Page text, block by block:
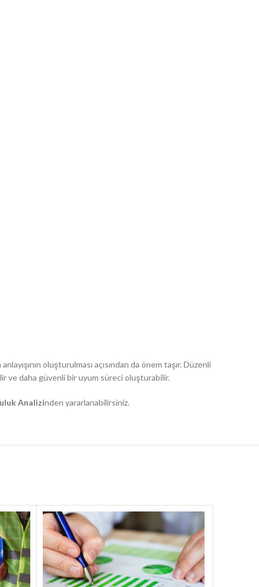
oluşturulması açısından da önem taşır. Düzenli
ve daha güvenli bir uyum süreci oluşturabilir.
Analizinden yararlanabilirsiniz.